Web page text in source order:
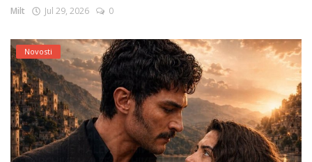
Milt Jul 29, 2026 0
Novosti